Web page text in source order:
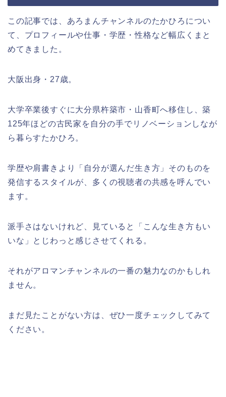
この記事では、あろまんチャンネルのたかひろについ
て、プロフィールや仕事・学歴・性格など幅広くまと
めてきました。
大阪出身・27歳。
大学卒業後すぐに大分県杵築市・山香町へ移住し、築
125年ほどの古民家を自分の手でリノベーションしなが
ら暮らすたかひろ。
学歴や肩書きより「自分が選んだ生き方」そのものを
発信するスタイルが、多くの視聴者の共感を呼んでい
ます。
派手さはないけれど、見ていると「こんな生き方もい
いな」とじわっと感じさせてくれる。
それがアロマンチャンネルの一番の魅力なのかもしれ
ません。
まだ見たことがない方は、ぜひ一度チェックしてみて
ください。